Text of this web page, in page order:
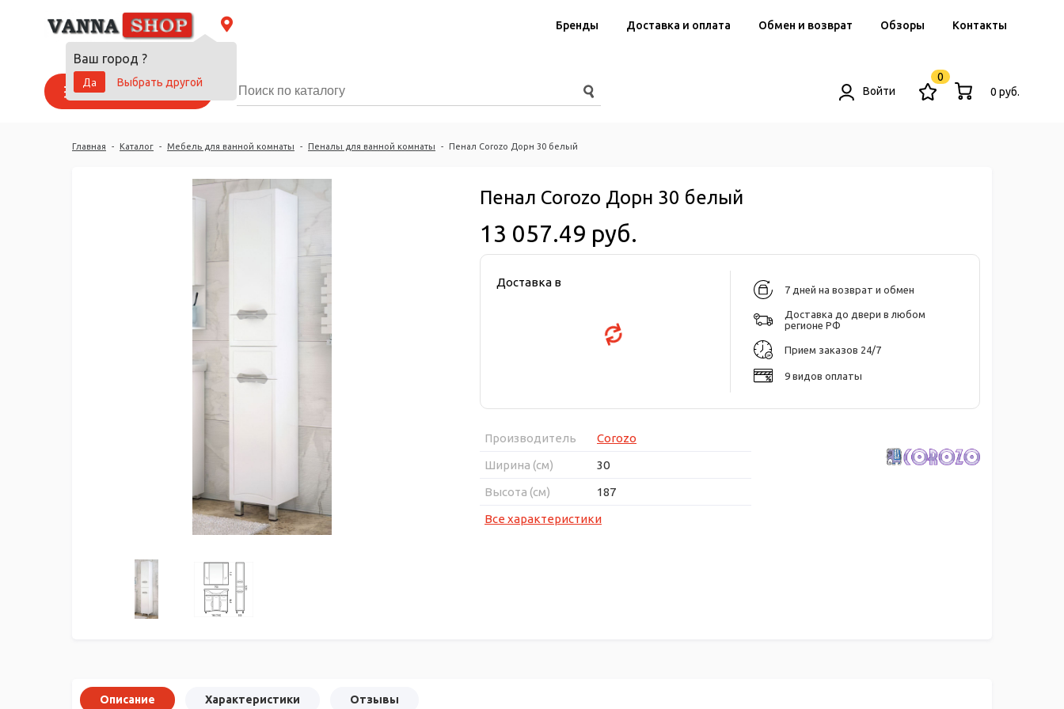
Ваш город ?
Да
Выбрать другой
Бренды Доставка и оплата Обмен и возврат Обзоры Контакты
Каталог товаров Войти
0
0 руб.
Главная - Каталог - Мебель для ванной комнаты - Пеналы для ванной комнаты - Пенал Corozo Дорн 30 белый
Пенал Corozo Дорн 30 белый
13 057.49 руб.
Доставка в
7 дней на возврат и обмен
Доставка до двери в любом
регионе РФ
Прием заказов 24/7
9 видов оплаты
Производитель
Corozo
Ширина (см)
30
Высота (см)
187
Все характеристики
Описание Характеристики Отзывы